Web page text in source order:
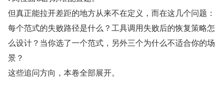
但真正能拉开差距的地方从来不在定义，而在这几个问题：
每个范式的失败路径是什么？工具调用失败后的恢复策略怎
么设计？当你选了一个范式，另外三个为什么不适合你的场
景？
这些追问方向，本卷全部展开。